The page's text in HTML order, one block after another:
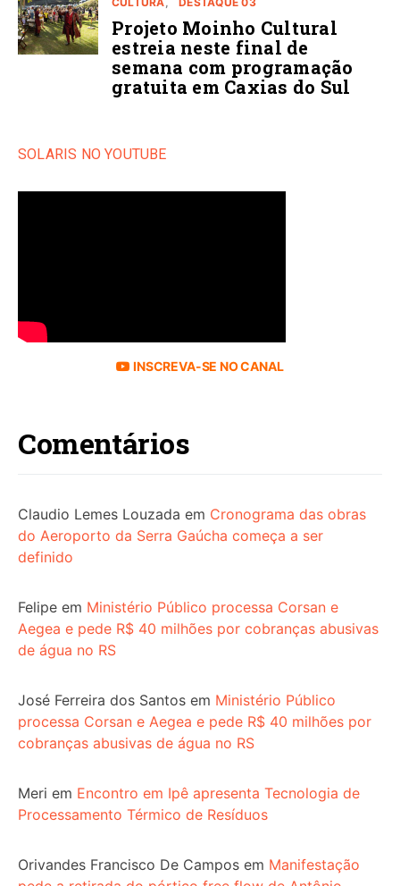
Projeto Moinho Cultural
estreia neste final de
semana com programação
gratuita em Caxias do Sul
SOLARIS NO YOUTUBE
INSCREVA-SE NO CANAL
Comentários
Claudio Lemes Louzada em Cronograma das obras
do Aeroporto da Serra Gaúcha começa a ser
definido
Felipe em Ministério Público processa Corsan e
Aegea e pede R$ 40 milhões por cobranças abusivas
de água no RS
José Ferreira dos Santos em Ministério Público
processa Corsan e Aegea e pede R$ 40 milhões por
cobranças abusivas de água no RS
Meri em Encontro em Ipê apresenta Tecnologia de
Processamento Térmico de Resíduos
Orivandes Francisco De Campos em Manifestação